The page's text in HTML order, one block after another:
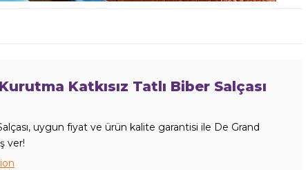
Katkısız Tatlı Biber Salçası
uygun fiyat ve ürün kalite garantisi ile De Grand
ver!